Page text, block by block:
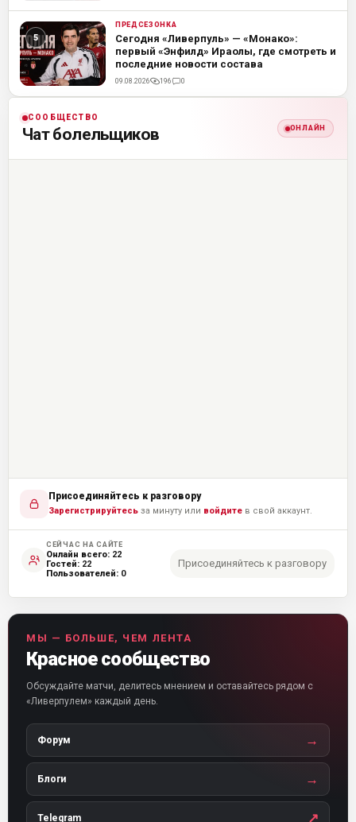
ML ПРЕДСЕЗОНКА
Сегодня «Ливерпуль» — «Монако»:
первый «Энфилд» Ираолы, где смотреть и
последние новости состава
09.08.2026 196 0
СООБЩЕСТВО
Чат болельщиков ОНЛАЙН
Присоединяйтесь к разговору
Зарегистрируйтесь за минуту или войдите в свой аккаунт.
СЕЙЧАС НА САЙТЕ
Онлайн всего: 22
Гостей: 22
Пользователей: 0
Присоединяйтесь к разговору
МЫ — БОЛЬШЕ, ЧЕМ ЛЕНТА
Красное сообщество
Обсуждайте матчи, делитесь мнением и оставайтесь рядом с
«Ливерпулем» каждый день.
Форум →
Блоги →
Telegram ↗